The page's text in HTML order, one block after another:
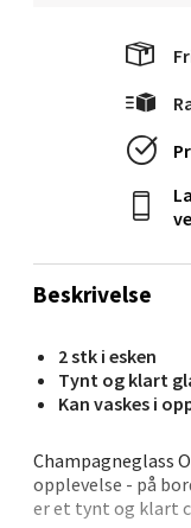
Beskrivelse
2 stk i esken
Tynt og klart
Kan vaskes i
Champagneglass
opplevelse - på
er et tynt og klart
Narvik -
Bolagsgata 1,
Åpent i dag
0 i butikk
Bergen -
Åpent i dag 10-
0 i butikk